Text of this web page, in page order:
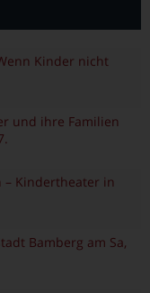
Kinder nicht
und ihre Familien
– Kindertheater in
Bamberg am Sa,